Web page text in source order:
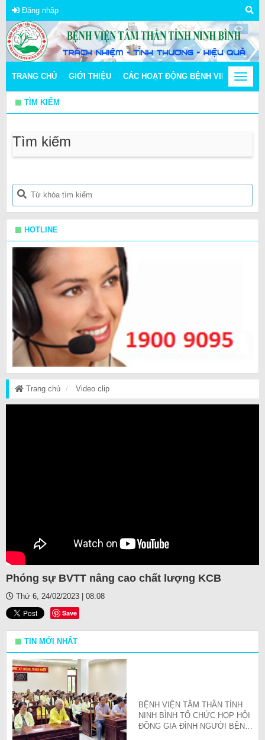
Đăng nhập
TRANG CHỦ GIỚI THIỆU CÁC HOẠT ĐỘNG BỆNH VIỆN
Toggle
TÌM KIẾM
Tìm kiếm
HOTLINE
Trang chủ Video clip
Phóng sự BVTT nâng cao chất lượng KCB
Thứ 6, 24/02/2023 | 08:08
Save
TIN MỚI NHẤT
BỆNH VIỆN TÂM THẦN TỈNH
NINH BÌNH TỔ CHỨC HỌP HỘI
ĐỒNG GIA ĐÌNH NGƯỜI BỆNH